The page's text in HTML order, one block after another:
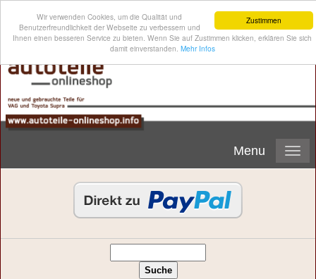
Zustimmen
Wir verwenden Cookies, um die Qualität und
Benutzerfreundlichkeit der Webseite zu verbessern und
Ihnen einen besseren Service zu bieten. Wenn Sie auf Zustimmen klicken, erklären Sie sich
damit einverstanden. Mehr Infos
Menu